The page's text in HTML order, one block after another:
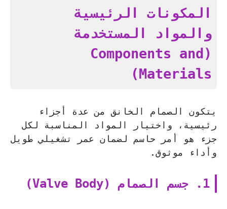
المكونات الرئيسية
والمواد المستخدمة
(Components and
Materials)
يتكون الصمام الخانق من عدة أجزاء
رئيسية، واختيار المواد المناسبة لكل
جزء هو أمر حاسم لضمان عمر تشغيلي طويل
وأداء موثوق.
1. جسم الصمام (Valve Body)